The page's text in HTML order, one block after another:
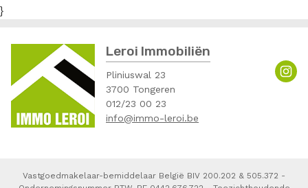
}
Leroi Immobiliën
Pliniuswal 23
3700 Tongeren
012/23 00 23
info@immo-leroi.be
Vastgoedmakelaar-bemiddelaar België BIV 200.202 & 505.372 -